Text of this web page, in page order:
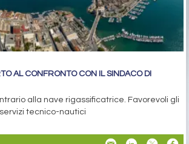
AL CONFRONTO CON IL SINDACO DI
alla nave rigassificatrice. Favorevoli gli
tecnico-nautici